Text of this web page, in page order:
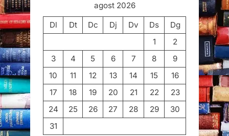
agost 2026
Dl
Dt Dc Dj Dv Ds
Dg
1
2
3
4 5 6 7 8
9
10
11 12 13 14 15
16
17
18 19 20 21 22
23
24
25 26 27 28 29
30
31